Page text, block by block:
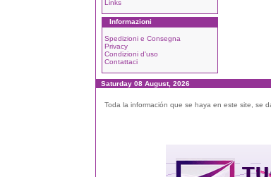
Links
Informazioni
Spedizioni e Consegna
Privacy
Condizioni d'uso
Contattaci
Saturday 08 August, 2026
Toda la información que se haya en este site, se